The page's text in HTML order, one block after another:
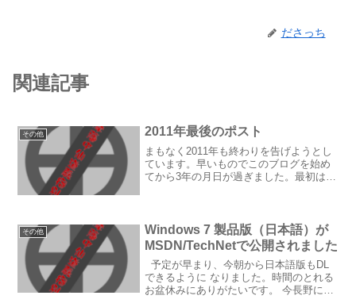
ださっち
関連記事
その他 2011年最後のポスト
まもなく2011年も終わりを告げようとし
ています。早いものでこのブログを始め
てから3年の月日が過ぎました。最初は続
を始めとする関係皆...
その他
Windows 7 製品版（日本語）が
MSDN/TechNetで公開されました
予定が早まり、今朝から日本語版もDL
できるように なりました。時間のとれる
お盆休みにありがたいです。 今長野に来